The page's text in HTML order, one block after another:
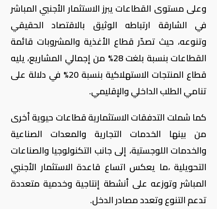
وعلى مستوى القطاعات يبرز الاستثمار الأجنبي المباشر
في الشارقة ارتباطه الوثيق بالاقتصاد الحقيقي
وتنوعه، حيث تصدّر قطاع الأغذية والمشروبات قائمة
القطاعات بنسبة بلغت 28% من إجمالي المشاريع، يليه
قطاع المنتجات الاستهلاكية بنسبة 20% في دلالة على
تنامي الطلب الداخلي والإقليمي.
كما شملت التدفقات الاستثمارية قطاعات حيوية أخرى
من بينها الخدمات التجارية والمعدات الصناعية
والخدمات اللوجستية، إلى جانب التكنولوجيا والصناعات
التحويلية ،ما يعكس اتساع قاعدة الاستثمار الأجنبي
المباشر وتوزعه على أنشطة إنتاجية وخدمية متعددة
تدعم التنوع وتعدد مصادر الدخل.